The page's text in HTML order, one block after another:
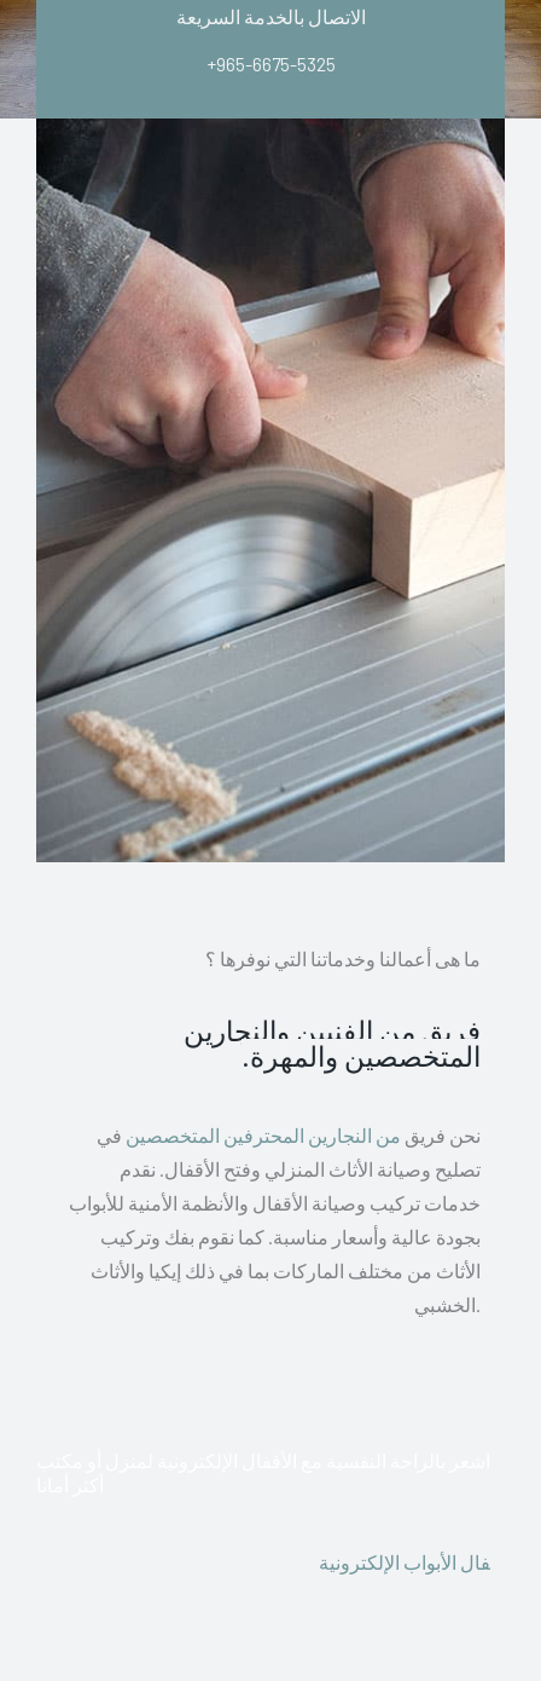
الاتصال بالخدمة السريعة
+965-6675-5325
ما هى أعمالنا وخدماتنا التي نوفرها ؟
فريق من الفنيين والنجارين
المتخصصين والمهرة.
نحن فريق من النجارين المحترفين المتخصصين في
تصليح وصيانة الأثاث المنزلي وفتح الأقفال. نقدم
خدمات تركيب وصيانة الأقفال والأنظمة الأمنية للأبواب
بجودة عالية وأسعار مناسبة. كما نقوم بفك وتركيب
الأثاث من مختلف الماركات بما في ذلك إيكيا والأثاث
الخشبي.
فال الأبواب الإلكترونية